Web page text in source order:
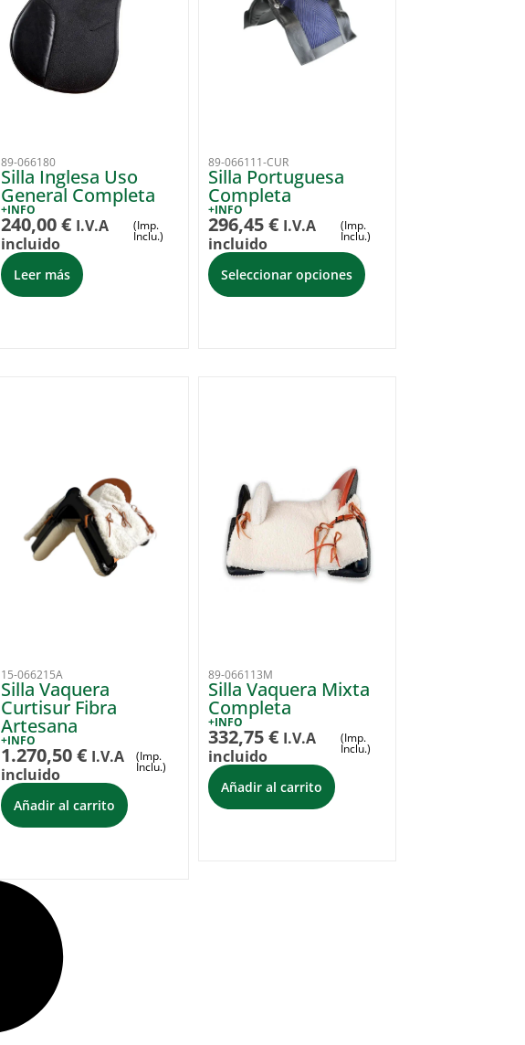
89-066180
Silla Inglesa Uso
General Completa
+INFO
240,00€ I.V.A
incluido
(Imp.
Inclu.)
Leer más
89-066111-CUR
Silla Portuguesa
Completa
+INFO
296,45€ I.V.A
incluido
(Imp.
Inclu.)
Seleccionar opciones
15-066215A
Silla Vaquera
Curtisur Fibra
Artesana
+INFO
1.270,50€ I.V.A
incluido
(Imp.
Inclu.)
Añadir al carrito
89-066113M
Silla Vaquera Mixta
Completa
+INFO
332,75€ I.V.A
incluido
(Imp.
Inclu.)
Añadir al carrito